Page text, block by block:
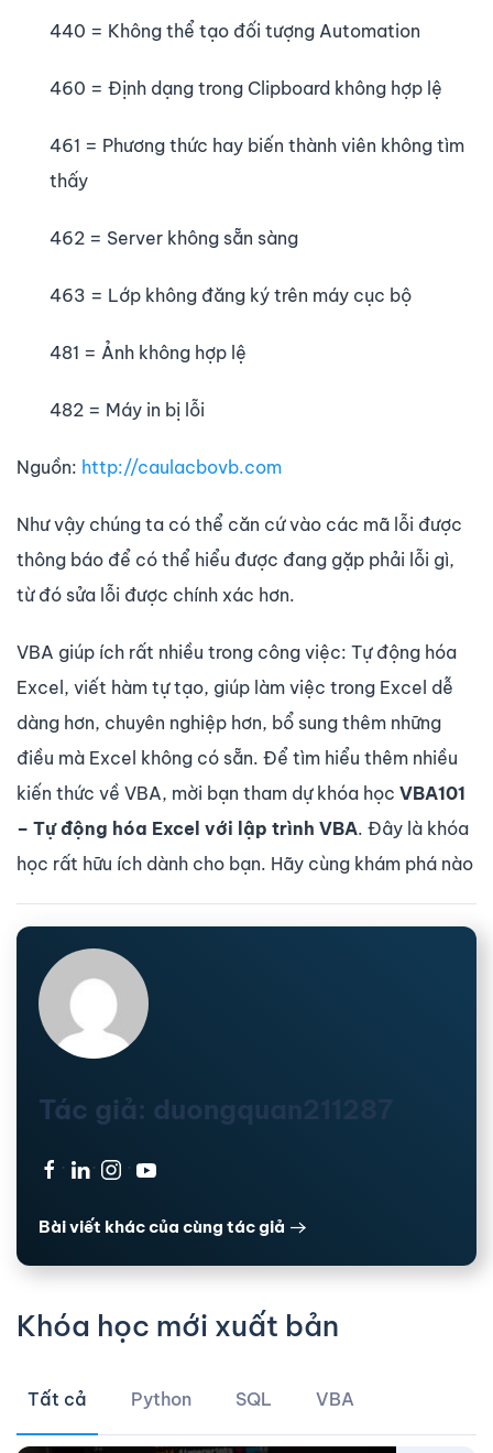
440 = Không thể tạo đối tượng Automation
460 = Định dạng trong Clipboard không hợp lệ
461 = Phương thức hay biến thành viên không tìm
thấy
462 = Server không sẵn sàng
463 = Lớp không đăng ký trên máy cục bộ
481 = Ảnh không hợp lệ
482 = Máy in bị lỗi
Nguồn: http://caulacbovb.com
Như vậy chúng ta có thể căn cứ vào các mã lỗi được
thông báo để có thể hiểu được đang gặp phải lỗi gì,
từ đó sửa lỗi được chính xác hơn.
VBA giúp ích rất nhiều trong công việc: Tự động hóa
Excel, viết hàm tự tạo, giúp làm việc trong Excel dễ
dàng hơn, chuyên nghiệp hơn, bổ sung thêm những
điều mà Excel không có sẵn. Để tìm hiểu thêm nhiều
kiến thức về VBA, mời bạn tham dự khóa học VBA101
– Tự động hóa Excel với lập trình VBA. Đây là khóa
học rất hữu ích dành cho bạn. Hãy cùng khám phá nào
Tác giả: duongquan211287
· · ·
Bài viết khác của cùng tác giả
Khóa học mới xuất bản
Tất cả Python SQL VBA